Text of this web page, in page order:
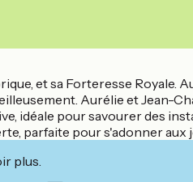
et sa Forteresse Royale.
Aurélie et Jean-
idéale pour savourer des
parfaite pour s'adonner aux
plus.